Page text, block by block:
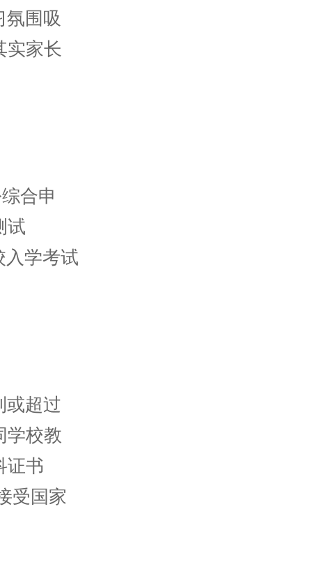
氛围吸
实家长
合申
试
入学考试
或超过
学校教
证书
受国家